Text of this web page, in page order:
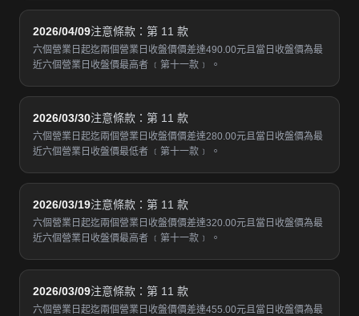
2026/04/09注意條款：第 11 款
六個營業日起迄兩個營業日收盤價價差達490.00元且當日收盤價為最
近六個營業日收盤價最高者 ﹝第十一款﹞ 。
2026/03/30注意條款：第 11 款
六個營業日起迄兩個營業日收盤價價差達280.00元且當日收盤價為最
近六個營業日收盤價最低者 ﹝第十一款﹞ 。
2026/03/19注意條款：第 11 款
六個營業日起迄兩個營業日收盤價價差達320.00元且當日收盤價為最
近六個營業日收盤價最高者 ﹝第十一款﹞ 。
2026/03/09注意條款：第 11 款
六個營業日起迄兩個營業日收盤價價差達455.00元且當日收盤價為最